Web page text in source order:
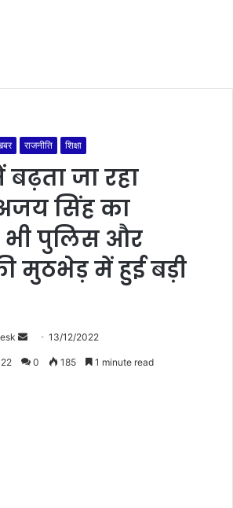
राजनीति शिक्षा
जा रहा
सिंह का
पुलिस और
मुठभेड़ में हुई बड़ी
e
13/12/2022
0 185 1 minute read